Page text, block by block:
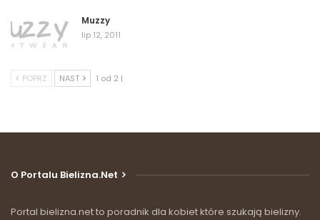
Muzzy
lip 12, 2011
POPRZ NAST 1 od 2 |
O Portalu Bielizna.net
Portal bielizna.net to poradnik dla kobiet które szukają bielizny.